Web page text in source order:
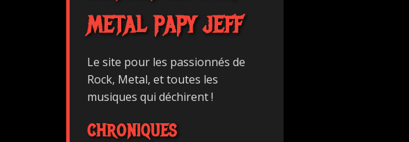
METAL PAPY JEFF
Le site pour les passionnés de
Rock, Metal, et toutes les
musiques qui déchirent !
CHRONIQUES